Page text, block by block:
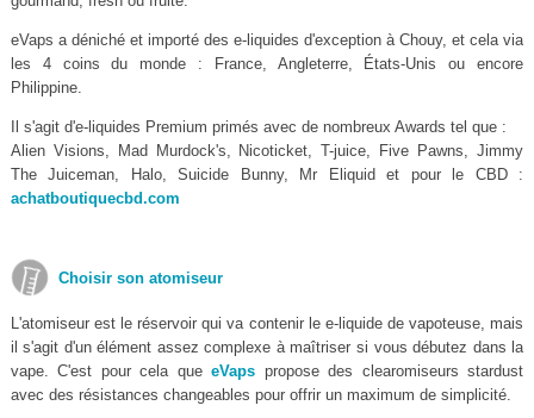
eVaps a déniché et importé des e-liquides d'exception à Chouy, et cela via
les 4 coins du monde : France, Angleterre, États-Unis ou encore
Philippine.
Il s'agit d'e-liquides Premium primés avec de nombreux Awards tel que :
Alien Visions, Mad Murdock's, Nicoticket, T-juice, Five Pawns, Jimmy
The Juiceman, Halo, Suicide Bunny, Mr Eliquid et pour le CBD :
achatboutiquecbd.com
Choisir son atomiseur
L'atomiseur est le réservoir qui va contenir le e-liquide de vapoteuse, mais
il s'agit d'un élément assez complexe à maîtriser si vous débutez dans la
vape. C'est pour cela queeVaps propose des clearomiseurs stardust
avec des résistances changeables pour offrir un maximum de simplicité.